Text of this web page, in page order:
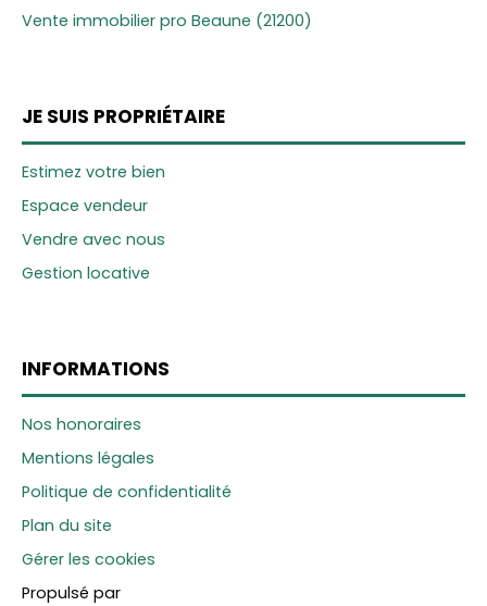
Vente immobilier pro Beaune (21200)
JE SUIS PROPRIÉTAIRE
Estimez votre bien
Espace vendeur
Vendre avec nous
Gestion locative
INFORMATIONS
Nos honoraires
Mentions légales
Politique de confidentialité
Plan du site
Gérer les cookies
Propulsé par